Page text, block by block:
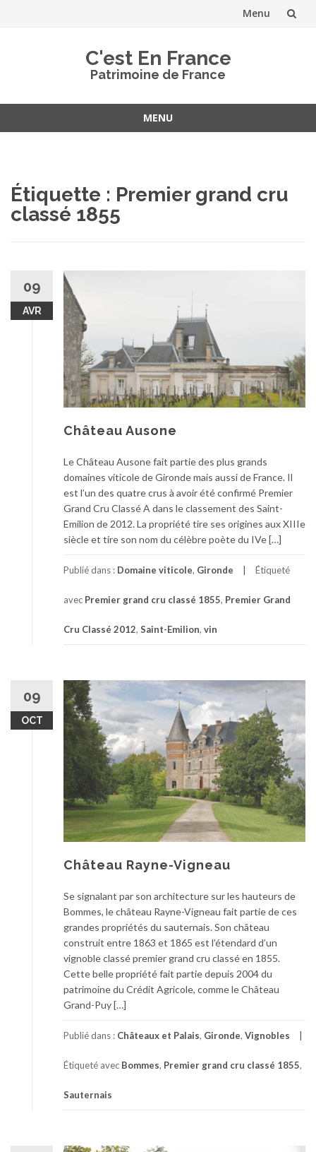
Menu
C'est En France
Patrimoine de France
MENU
Étiquette : Premier grand cru
classé 1855
09
AVR
Château Ausone
Le Château Ausone fait partie des plus grands
domaines viticole de Gironde mais aussi de France. Il
est l’un des quatre crus à avoir été confirmé Premier
Grand Cru Classé A dans le classement des Saint-
Emilion de 2012. La propriété tire ses origines aux XIIIe
siècle et tire son nom du célèbre poète du IVe […]
Publié dans : Domaine viticole, Gironde Étiqueté
avec Premier grand cru classé 1855, Premier Grand
Cru Classé 2012, Saint-Emilion, vin
09
OCT
Château Rayne-Vigneau
Se signalant par son architecture sur les hauteurs de
Bommes, le château Rayne-Vigneau fait partie de ces
grandes propriétés du sauternais. Son château
construit entre 1863 et 1865 est l’étendard d’un
vignoble classé premier grand cru classé en 1855.
Cette belle propriété fait partie depuis 2004 du
patrimoine du Crédit Agricole, comme le Château
Grand-Puy […]
Publié dans : Châteaux et Palais, Gironde, Vignobles
Étiqueté avec Bommes, Premier grand cru classé 1855,
Sauternais